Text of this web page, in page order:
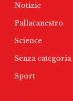
Notizie
Pallacanestro
Science
Senza categoria
Sport